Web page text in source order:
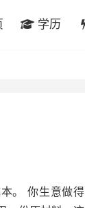
学历
。 你生意做得